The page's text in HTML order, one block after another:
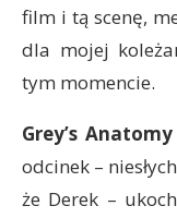
film i tą scenę,
dla mojej
tym momencie.
Grey’s
odcinek –
że Derek –